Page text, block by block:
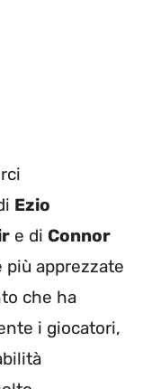
Ezio
e di Connor
più apprezzate
che ha
i giocatori,